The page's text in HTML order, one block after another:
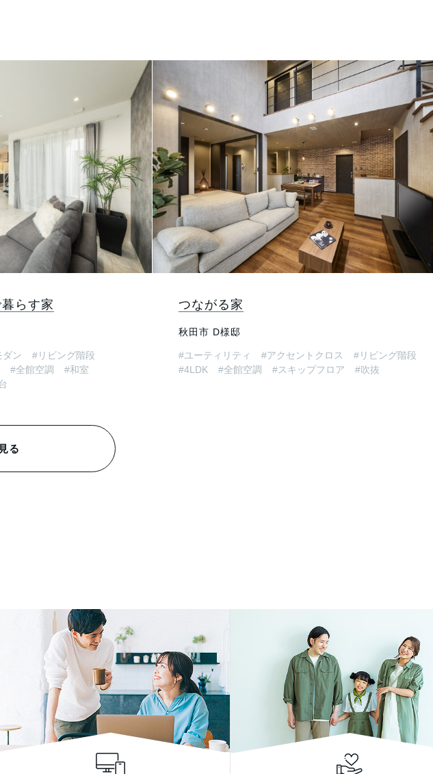
らす家
ダン
#リビング階段
#全館空調
#和室
つながる家
秋田市 D様邸
#ユーティリティ #アクセントクロス
#リビング階段
#4LDK
#全館空調 #スキップフロア #吹抜
る